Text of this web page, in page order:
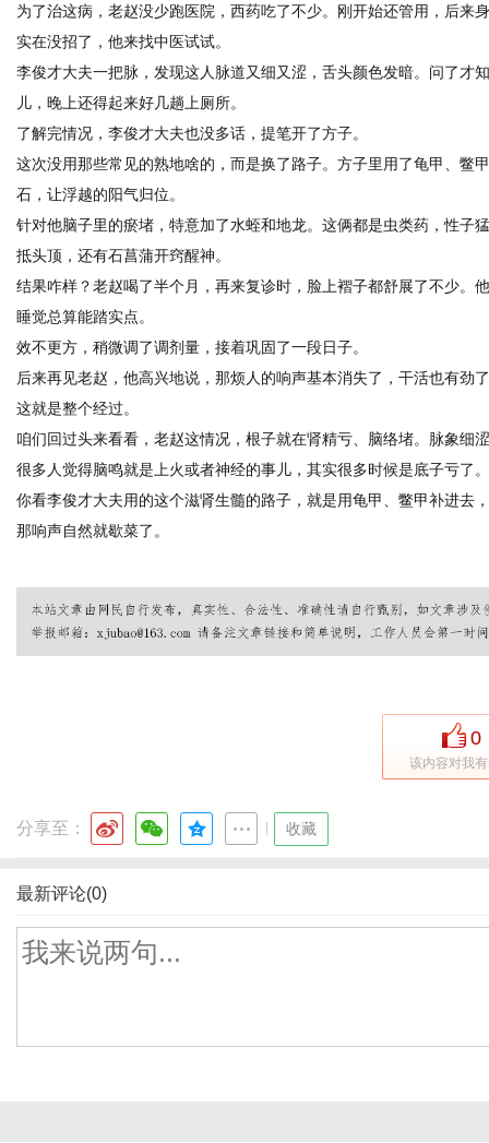
为了治这病，老赵没少跑医院，西药吃了不少。刚开始还管用，后来
实在没招了，他来找中医试试。
李俊才大夫一把脉，发现这人脉道又细又涩，舌头颜色发暗。问了才
儿，晚上还得起来好几趟上厕所。
了解完情况，李俊才大夫也没多话，提笔开了方子。
这次没用那些常见的熟地啥的，而是换了路子。方子里用了龟甲、鳖
石，让浮越的阳气归位。
针对他脑子里的瘀堵，特意加了水蛭和地龙。这俩都是虫类药，性子
抵头顶，还有石菖蒲开窍醒神。
结果咋样？老赵喝了半个月，再来复诊时，脸上褶子都舒展了不少。
睡觉总算能踏实点。
效不更方，稍微调了调剂量，接着巩固了一段日子。
后来再见老赵，他高兴地说，那烦人的响声基本消失了，干活也有劲
这就是整个经过。
咱们回过头来看看，老赵这情况，根子就在肾精亏、脑络堵。脉象细
很多人觉得脑鸣就是上火或者神经的事儿，其实很多时候是底子亏了
你看李俊才大夫用的这个滋肾生髓的路子，就是用龟甲、鳖甲补进去
那响声自然就歇菜了。
0
该内容对我
分享至： 收藏
最新评论(0)